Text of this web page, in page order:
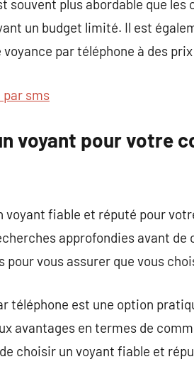
souvent plus abordable que
un budget limité. Il est
par téléphone à des
par sms
voyant pour votre
fiable et réputé pour
approfondies avant
pour vous assurer que vous
téléphone est une option
avantages en termes de
choisir un voyant fiable et